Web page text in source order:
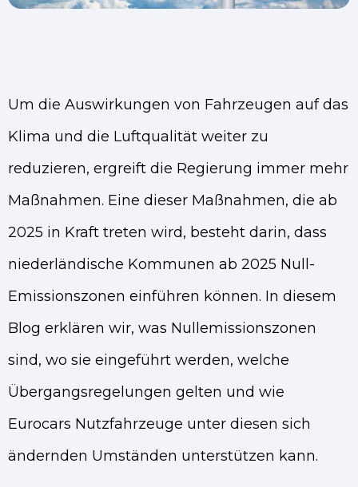
Um die Auswirkungen von Fahrzeugen auf das
Klima und die Luftqualität weiter zu
reduzieren, ergreift die Regierung immer mehr
Maßnahmen. Eine dieser Maßnahmen, die ab
2025 in Kraft treten wird, besteht darin, dass
niederländische Kommunen ab 2025 Null-
Emissionszonen einführen können. In diesem
Blog erklären wir, was Nullemissionszonen
sind, wo sie eingeführt werden, welche
Übergangsregelungen gelten und wie
Eurocars Nutzfahrzeuge unter diesen sich
ändernden Umständen unterstützen kann.